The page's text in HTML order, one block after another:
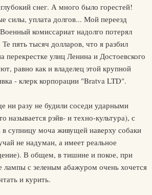
снег. А много было горестей!
силы, уплата долгов... Мой переезд
комиссариат надолго потерял
пять тысяч долларов, что я разбил
улиц Ленина и Достоевского
равно как и владелец этой крупной
- клерк корпорации "Bratva LTD".
ни разу не будили соседи ударными
называется рэйв- и техно-культура), с
в супницу моча живущей наверху собаки
не надуман, а имеет реальное
В общем, в тишине и покое, при
лампы с зеленым абажуром очень хочется
и курить.